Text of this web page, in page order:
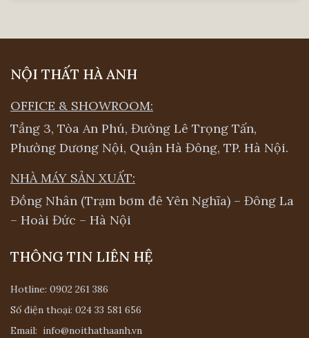
NỘI THẤT HÀ ANH
OFFICE & SHOWROOM:
Tầng 3, Tòa An Phú, Đường Lê Trọng Tấn,
Phường Dương Nội, Quận Hà Đông, TP. Hà Nội.
NHÀ MÁY SẢN XUẤT:
Đồng Nhân (Trạm bơm đê Yên Nghĩa) – Đông La
– Hoài Đức – Hà Nội
THÔNG TIN LIÊN HỆ
Hotline: 0902 261 386
Số điện thoại: 024 33 581 656
Email: info@noithathaanh.vn